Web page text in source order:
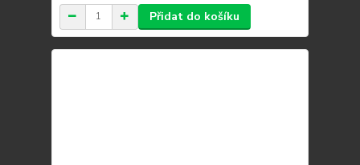
Přidat do košíku